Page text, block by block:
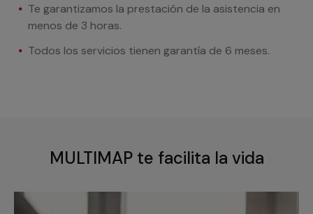
Te garantizamos la prestación de la asistencia en
menos de 3 horas.
Todos los servicios tienen garantía de 6 meses.
MULTIMAP te facilita la vida